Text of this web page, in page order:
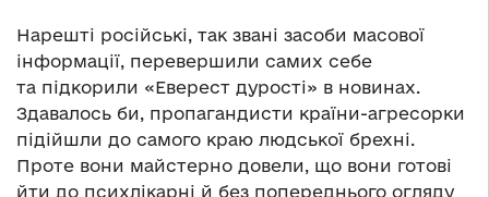
Нарешті російські, так звані засоби масової
інформації, перевершили самих себе
та підкорили «Еверест дурості» в новинах.
Здавалось би, пропагандисти країни-агресорки
підійшли до самого краю людської брехні.
Проте вони майстерно довели, що вони готові
йти до психлікарні й без попереднього огляду